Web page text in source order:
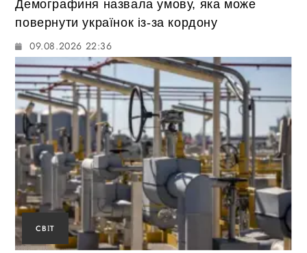
Демографиня назвала умову, яка може
повернути українок із-за кордону
09.08.2026 22:36
СВІТ